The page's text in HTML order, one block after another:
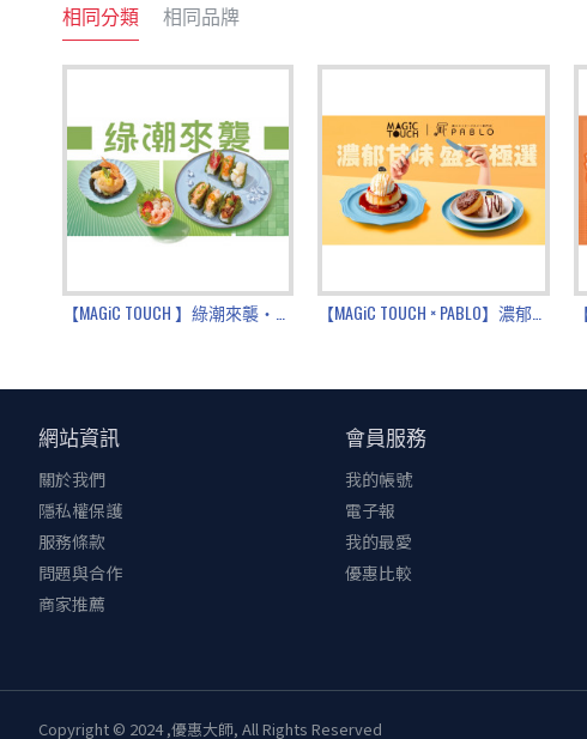
嚴選鮮嫩雞腿肉、牡蠣與花蛤，搭配人蔘鬚與紅棗，慢火細
湯頭融合海味鮮甜與藥膳的溫潤甘香，滋補暖身、層次豐富
彈牙麵條吸飽湯汁精華，滑順中帶有嚼勁。這一碗，用滿
佐上吸附醬汁的嫩豆腐、清爽花椰菜與甘甜玉米筍，完美平
【椒香涮嘴口水雞】
嚴選鮮嫩雞腿肉，低溫烹調鎖住肉汁，搭配香濃芝麻醬與
麗菜中和醬汁的厚重與辣感，口感層次豐富，清爽不膩。
麻、香、辣一次到位，保證一吃上癮！
另外還有酥脆爆汁的「黃金鮮蝦腐皮捲」、甜香濃郁的「
通通滿足！
最後再來一杯「芭樂柳橙特調」或「雷夢多多綠」超完美
點定食還可享湯飯無限續吃，CP值超高超滿足！
相同分類 相同品牌
【MAGiC TOUCH 】綠潮來襲・夏味上桌 【MAGiC TOUCH × PABLO】濃郁甘味・盛夏極選
網站資訊
關於我們
隱私權保護
服務條款
問題與合作
商家推薦
會員服務
我的帳號
電子報
我的最愛
優惠比較
Copyright © 2024 ,優惠大師, All Rights Reserved